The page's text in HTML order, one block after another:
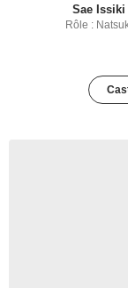
Sae Issiki
Rôle :